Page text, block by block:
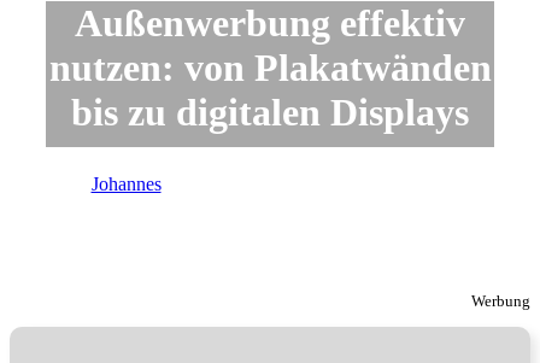
Außenwerbung effektiv
nutzen: von Plakatwänden
bis zu digitalen Displays
Johannes| Letzte Aktualisierung
Werbung